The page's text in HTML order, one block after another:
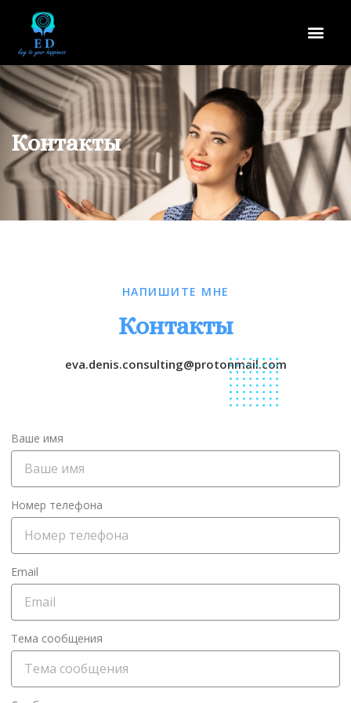
Контакты
НАПИШИТЕ МНЕ
Контакты
eva.denis.consulting@protonmail.com
Ваше имя
Номер телефона
Email
Тема сообщения